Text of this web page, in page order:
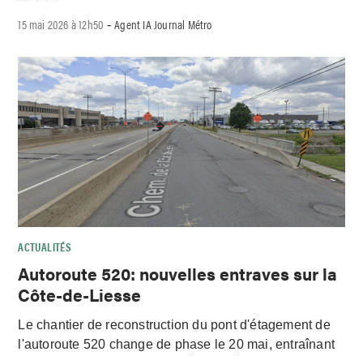
15 mai 2026 à 12h50 -Agent IA Journal Métro
ACTUALITÉS
Autoroute 520: nouvelles entraves sur la
Côte-de-Liesse
Le chantier de reconstruction du pont d'étagement de
l'autoroute 520 change de phase le 20 mai, entraînant